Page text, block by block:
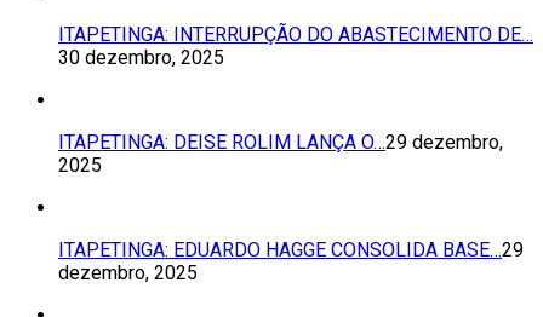
ITAPETINGA: INTERRUPÇÃO DO ABASTECIMENTO DE…
30 dezembro, 2025
ITAPETINGA: DEISE ROLIM LANÇA O…29 dezembro,
2025
ITAPETINGA: EDUARDO HAGGE CONSOLIDA BASE…29
dezembro, 2025